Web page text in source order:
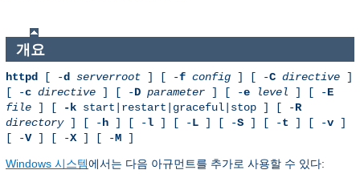
개요
httpd [ -d serverroot ] [ -f config ] [ -C directive ]
[ -c directive ] [ -D parameter ] [ -e level ] [ -E
file ] [ -k start|restart|graceful|stop ] [ -R
directory] [ -h ] [ -l ] [ -L ] [ -S ] [ -t ] [ -v ]
[ -V] [ -X] [ -M ]
Windows 시스템에서는 다음 아규먼트를 추가로 사용할 수 있다: